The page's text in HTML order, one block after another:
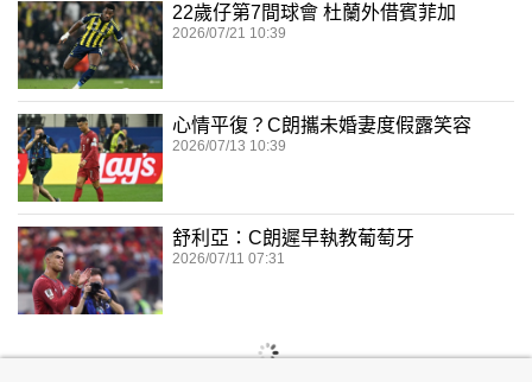
22歲仔第7間球會 杜蘭外借賓菲加
2026/07/21 10:39
心情平復？C朗攜未婚妻度假露笑容
2026/07/13 10:39
舒利亞：C朗遲早執教葡萄牙
2026/07/11 07:31